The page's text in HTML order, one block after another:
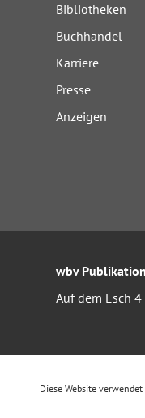
Bibliotheken
Buchhandel
Karriere
Presse
Anzeigen
wbv Publikation
Auf dem Esch
Diese Website